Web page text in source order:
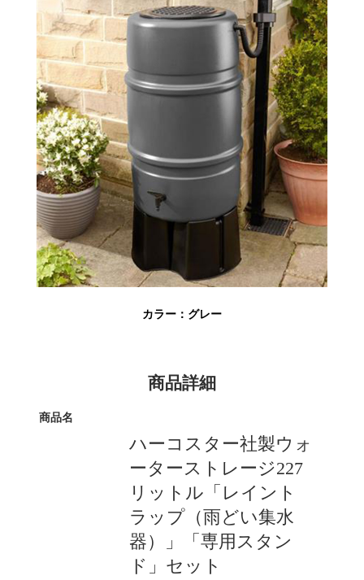
カラー：グレー
商品詳細
商品名
ハーコスター社製ウォ
ーターストレージ227
リットル「レイント
ラップ（雨どい集水
器）」「専用スタン
ド」セット